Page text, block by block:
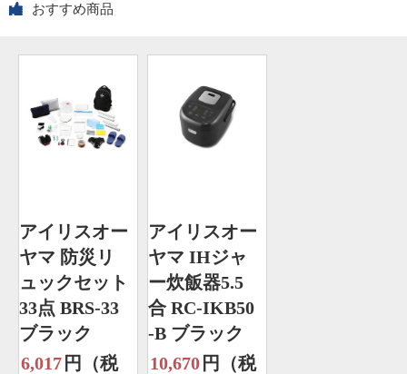
おすすめ商品
アイリスオー
ヤマ 防災リ
ュックセット
33点 BRS-33
ブラック
6,017 円（税
アイリスオー
ヤマ IHジャ
ー炊飯器5.5
合 RC-IKB50
-B ブラック
10,670 円（税